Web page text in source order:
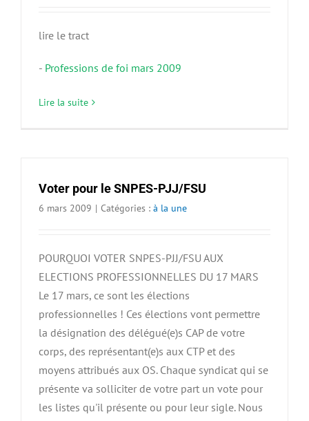
lire le tract
- Professions de foi mars 2009
Lire la suite
Voter pour le SNPES-PJJ/FSU
6 mars 2009 | Catégories : à la une
POURQUOI VOTER SNPES-PJJ/FSU AUX
ELECTIONS PROFESSIONNELLES DU 17 MARS
Le 17 mars, ce sont les élections
professionnelles ! Ces élections vont permettre
la désignation des délégué(e)s CAP de votre
corps, des représentant(e)s aux CTP et des
moyens attribués aux OS. Chaque syndicat qui se
présente va solliciter de votre part un vote pour
les listes qu'il présente ou pour leur sigle. Nous